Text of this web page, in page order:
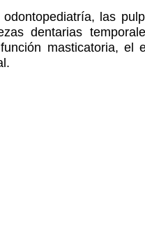
las
dentarias
masticatoria, el